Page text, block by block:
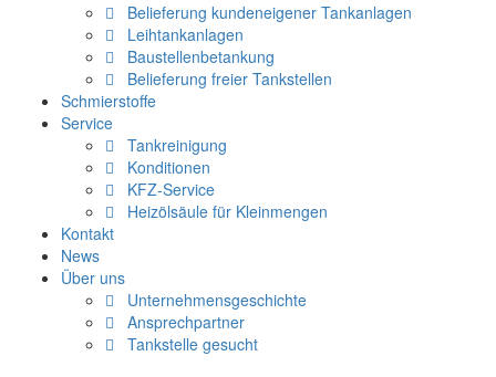
Belieferung kundeneigener Tankanlagen
Leihtankanlagen
Baustellenbetankung
Belieferung freier Tankstellen
Schmierstoffe
Service
Tankreinigung
Konditionen
KFZ-Service
Heizölsäule für Kleinmengen
Kontakt
News
Über uns
Unternehmensgeschichte
Ansprechpartner
Tankstelle gesucht